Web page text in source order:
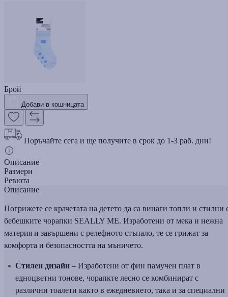
Брой
Добави в кошницата
Поръчайте сега и ще получите в срок до 1-3 раб. дни!
Описание
Размери
Ревюта
Описание
Погрижете се крачетата на детето да са винаги топли и стилни
бебешките чорапки SEALLY ME. Изработени от мека и нежна
материя и завършени с релефното стъпало, те се грижат за
комфорта и безопасността на мъничето.
Стилен дизайн – Изработени от фин памучен плат в
едноцветни тонове, чорапкте лесно се комбинират с
различни тоалети както в ежедневието, така и за специални